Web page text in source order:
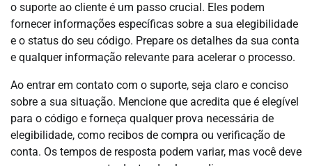
o suporte ao cliente é um passo crucial. Eles podem
fornecer informações específicas sobre a sua elegibilidade
e o status do seu código. Prepare os detalhes da sua conta
e qualquer informação relevante para acelerar o processo.
Ao entrar em contato com o suporte, seja claro e conciso
sobre a sua situação. Mencione que acredita que é elegível
para o código e forneça qualquer prova necessária de
elegibilidade, como recibos de compra ou verificação de
conta. Os tempos de resposta podem variar, mas você deve